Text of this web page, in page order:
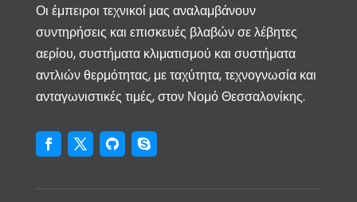
Οι έμπειροι τεχνικοί μας αναλαμβάνουν
συντηρήσεις και επισκευές βλαβών σε λέβητες
αερίου, συστήματα κλιματισμού και συστήματα
αντλιών θερμότητας, με ταχύτητα, τεχνογνωσία και
ανταγωνιστικές τιμές, στον Νομό Θεσσαλονίκης.